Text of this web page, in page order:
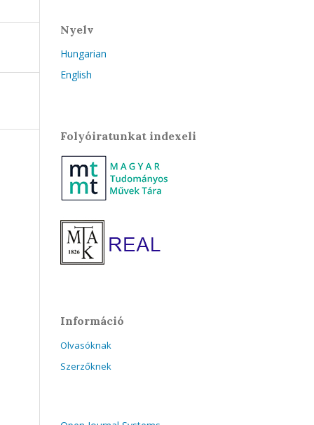
Nyelv
Hungarian
English
Folyóiratunkat indexeli
Információ
Olvasóknak
Szerzőknek